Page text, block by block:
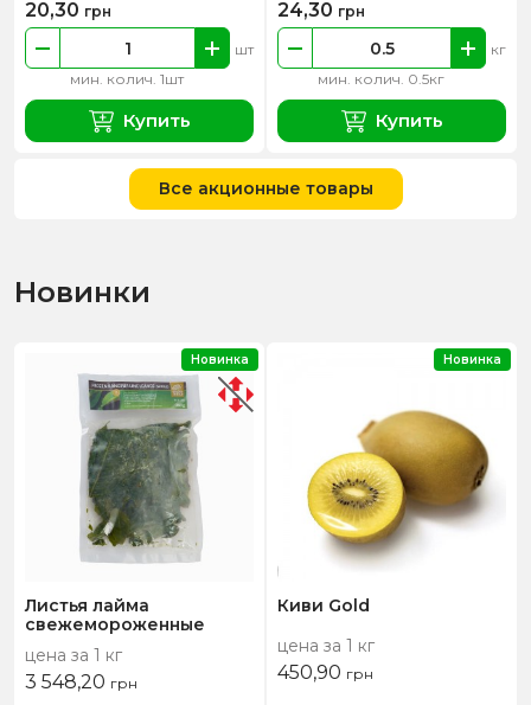
мин. колич. 1шт
шт
20,30 грн
Купить
мин. колич. 0.5кг
кг
24,30 грн
Купить
Все акционные товары
Новинки
Листья лайма
свежемороженные
цена за 1 кг
3 548,20 грн
Новинка
Киви Gold
цена за 1 кг
450,90 грн
Новинка